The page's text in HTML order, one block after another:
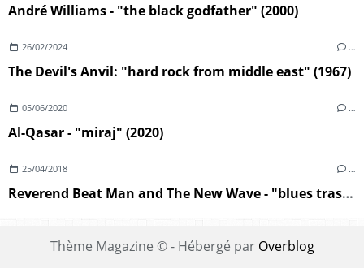
André Williams - "the black godfather" (2000)
26/02/2024 …
The Devil's Anvil: "hard rock from middle east" (1967)
05/06/2020 …
Al-Qasar - "miraj" (2020)
25/04/2018 …
Reverend Beat Man and The New Wave - "blues trash" (2018)
Thème Magazine © - Hébergé par Overblog